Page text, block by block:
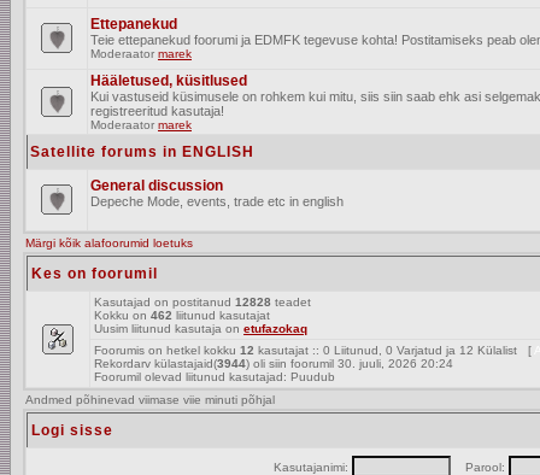
Ettepanekud
Teie ettepanekud foorumi ja EDMFK tegevuse kohta! Postitamiseks peab
Moderaator marek
Hääletused, küsitlused
Kui vastuseid küsimusele on rohkem kui mitu, siis siin saab ehk asi
registreeritud kasutaja!
Moderaator marek
Satellite forums in ENGLISH
General discussion
Depeche Mode, events, trade etc in english
Märgi kõik alafoorumid loetuks
Kes on foorumil
Kasutajad on postitanud 12828 teadet
Kokku on 462 liitunud kasutajat
Uusim liitunud kasutaja on etufazokaq
Foorumis on hetkel kokku 12 kasutajat :: 0 Liitunud, 0 Varjatud ja 12 Külalist [
Rekordarv külastajaid(3944) oli siin foorumil 30. juuli, 2026 20:24
Foorumil olevad liitunud kasutajad: Puudub
Andmed põhinevad viimase viie minuti põhjal
Logi sisse
Kasutajanimi: Parool: